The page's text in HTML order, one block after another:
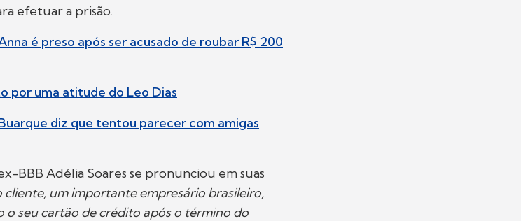
efetuar a prisão.
é preso após ser acusado de roubar R$ 200
por uma atitude do Leo Dias
diz que tentou parecer com amigas
BBB Adélia Soares se pronunciou em suas
cliente, um importante empresário brasileiro,
o seu cartão de crédito após o término do